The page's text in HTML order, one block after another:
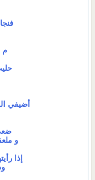
م
أضيفي
و
إذا